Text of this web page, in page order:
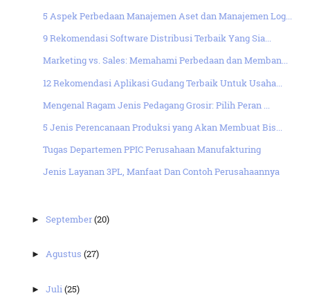
5 Aspek Perbedaan Manajemen Aset dan Manajemen Log...
9 Rekomendasi Software Distribusi Terbaik Yang Sia...
Marketing vs. Sales: Memahami Perbedaan dan Memban...
12 Rekomendasi Aplikasi Gudang Terbaik Untuk Usaha...
Mengenal Ragam Jenis Pedagang Grosir: Pilih Peran ...
5 Jenis Perencanaan Produksi yang Akan Membuat Bis...
Tugas Departemen PPIC Perusahaan Manufakturing
Jenis Layanan 3PL, Manfaat Dan Contoh Perusahaannya
►September(20)
►Agustus(27)
►Juli(25)